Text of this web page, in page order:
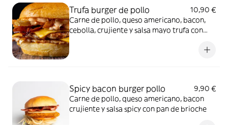
Trufa burger de pollo
10,90 €
Carne de pollo, queso americano, bacon,
cebolla, crujiente y salsa mayo trufa con
Spicy bacon burger pollo
9,90 €
Carne de pollo, queso americano, bacon
crujiente y salsa spicy con pan de brioche